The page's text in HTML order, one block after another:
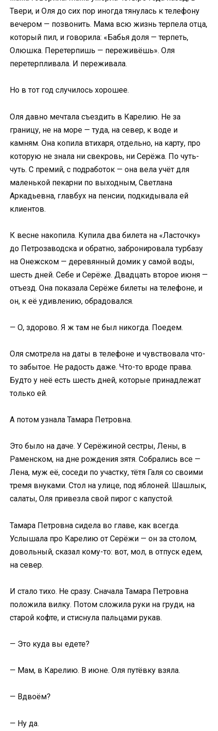
Твери, и Оля до сих пор иногда тянулась к телефону
вечером — позвонить. Мама всю жизнь терпела отца,
который пил, и говорила: «Бабья доля — терпеть,
Олюшка. Перетерпишь — переживёшь». Оля
перетерпливала. И переживала.
Но в тот год случилось хорошее.
Оля давно мечтала съездить в Карелию. Не за
границу, не на море — туда, на север, к воде и
камням. Она копила втихаря, отдельно, на карту, про
которую не знала ни свекровь, ни Серёжа. По чуть-
чуть. С премий, с подработок — она вела учёт для
маленькой пекарни по выходным, Светлана
Аркадьевна, главбух на пенсии, подкидывала ей
клиентов.
К весне накопила. Купила два билета на «Ласточку»
до Петрозаводска и обратно, забронировала турбазу
на Онежском — деревянный домик у самой воды,
шесть дней. Себе и Серёже. Двадцать второе июня —
отъезд. Она показала Серёже билеты на телефоне, и
он, к её удивлению, обрадовался.
— О, здорово. Я ж там не был никогда. Поедем.
Оля смотрела на даты в телефоне и чувствовала что-
то забытое. Не радость даже. Что-то вроде права.
Будто у неё есть шесть дней, которые принадлежат
только ей.
А потом узнала Тамара Петровна.
Это было на даче. У Серёжиной сестры, Лены, в
Раменском, на дне рождения зятя. Собрались все —
Лена, муж её, соседи по участку, тётя Галя со своими
тремя внуками. Стол на улице, под яблоней. Шашлык,
салаты, Оля привезла свой пирог с капустой.
Тамара Петровна сидела во главе, как всегда.
Услышала про Карелию от Серёжи — он за столом,
довольный, сказал кому-то: вот, мол, в отпуск едем,
на север.
И стало тихо. Не сразу. Сначала Тамара Петровна
положила вилку. Потом сложила руки на груди, на
старой кофте, и стиснула пальцами рукав.
— Это куда вы едете?
— Мам, в Карелию. В июне. Оля путёвку взяла.
— Вдвоём?
— Ну да.